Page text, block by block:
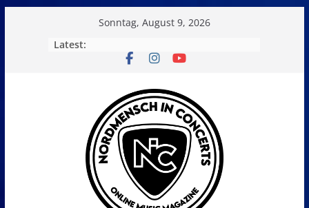
Sonntag, August 9, 2026
Latest: